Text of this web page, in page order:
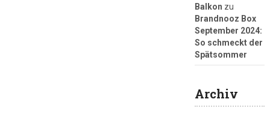
Balkon zu
Brandnooz Box
September 2024:
So schmeckt der
Spätsommer
Archiv